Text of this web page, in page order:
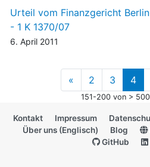
Urteil vom Finanzgericht
- 1 K 1370/07
6. April 2011
« 2 3 4
151-200 von >
Kontakt Impressum
Über uns (Englisch)
Blog
GitHub